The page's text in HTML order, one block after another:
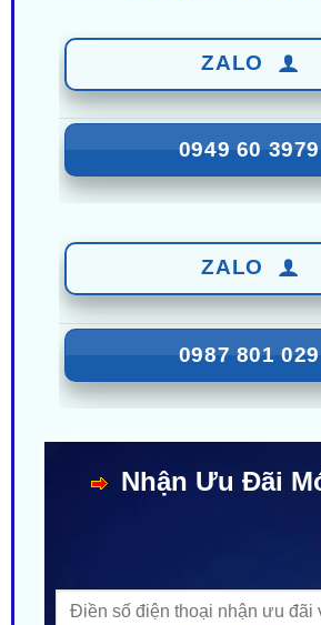
0949 60 3979
0987 801 029